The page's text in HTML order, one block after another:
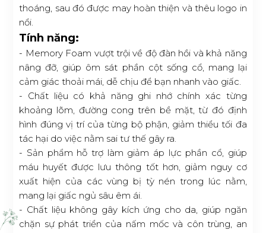
thoáng, sau đó được may hoàn thiện và thêu logo in
nổi.
Tính năng:
- Memory Foam vượt trội về độ đàn hồi và khả năng
nâng đỡ, giúp ôm sát phần cột sống cổ, mang lại
cảm giác thoải mái, dễ chịu để bạn nhanh vào giấc.
- Chất liệu có khả năng ghi nhớ chính xác từng
khoảng lõm, đường cong trên bề mặt, từ đó định
hình đúng vị trí của từng bộ phận, giảm thiểu tối đa
tác hại do việc nằm sai tư thế gây ra.
- Sản phẩm hỗ trợ làm giảm áp lực phần cổ, giúp
máu huyết được lưu thông tốt hơn, giảm nguy cơ
xuất hiện của các vùng bị tỳ nén trong lúc nằm,
mang lại giấc ngủ sâu êm ái.
- Chất liệu không gây kích ứng cho da, giúp ngăn
chặn sự phát triển của nấm mốc và côn trùng, an